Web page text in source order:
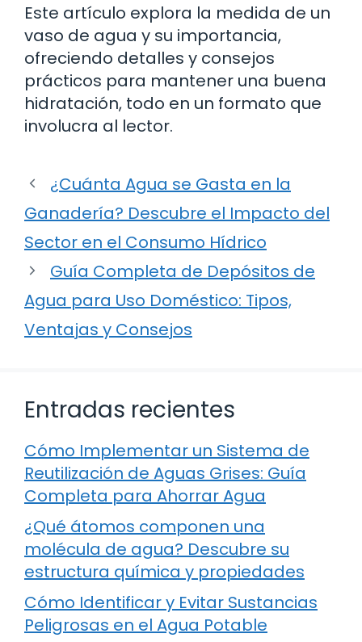
Este artículo explora la medida de un
vaso de agua y su importancia,
ofreciendo detalles y consejos
prácticos para mantener una buena
hidratación, todo en un formato que
involucra al lector.
¿Cuánta Agua se Gasta en la
Ganadería? Descubre el Impacto del
Sector en el Consumo Hídrico
Guía Completa de Depósitos de
Agua para Uso Doméstico: Tipos,
Ventajas y Consejos
Entradas recientes
Cómo Implementar un Sistema de
Reutilización de Aguas Grises: Guía
Completa para Ahorrar Agua
¿Qué átomos componen una
molécula de agua? Descubre su
estructura química y propiedades
Cómo Identificar y Evitar Sustancias
Peligrosas en el Agua Potable